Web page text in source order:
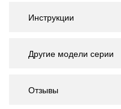
Инструкции
Другие модели серии
Отзывы